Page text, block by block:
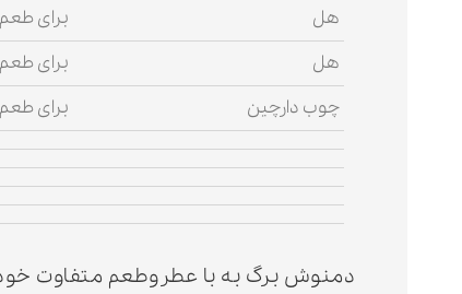
هل برای
هل
برای
چوب دارچین
برای
دمنوش برگ به با عطروطعم متفاوت